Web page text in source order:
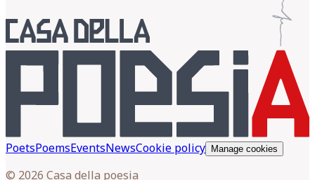
PoetsPoemsEventsNewsCookie policy Manage cookies
© 2026 Casa della poesia